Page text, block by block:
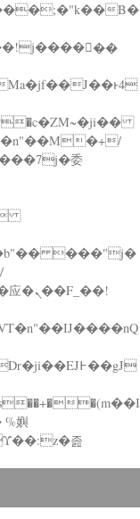
B�
委
���"j�
졾